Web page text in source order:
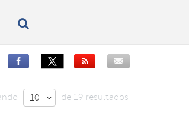



10  de 19 resultados